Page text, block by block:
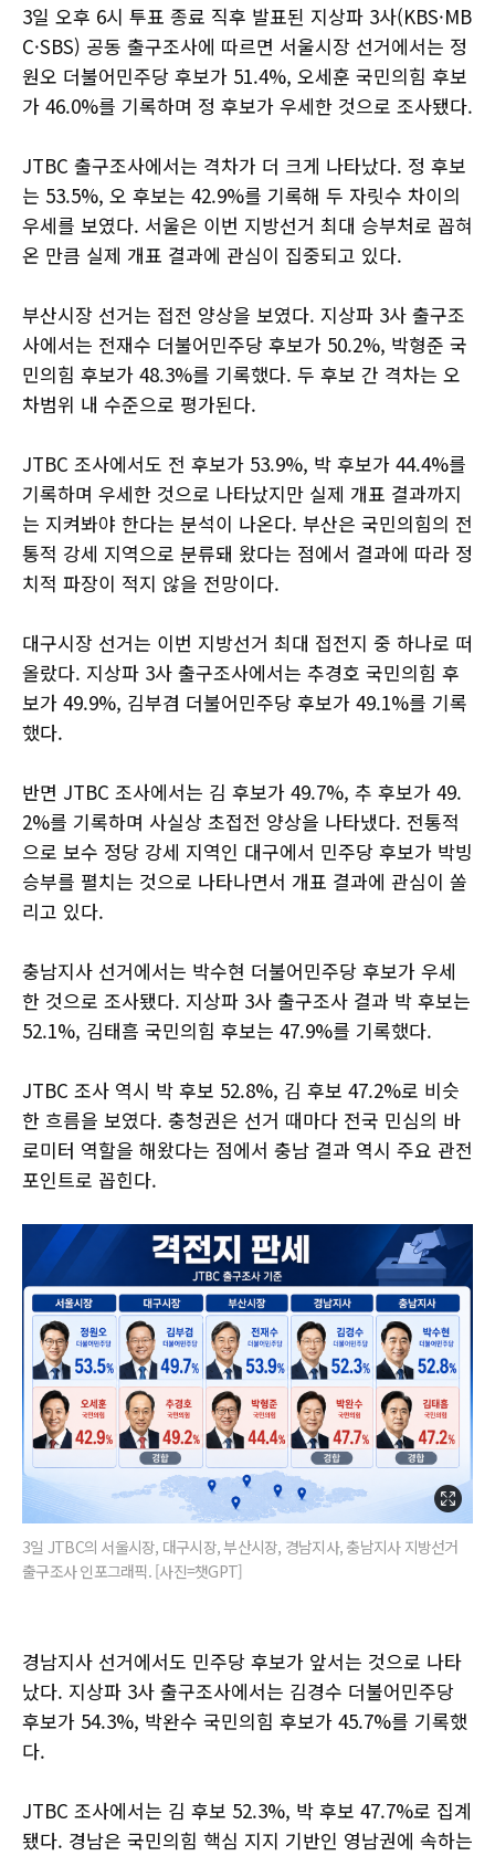
3일 오후 6시 투표 종료 직후 발표된 지상파 3사(KBS·MB
C·SBS) 공동 출구조사에 따르면 서울시장 선거에서는 정
원오 더불어민주당 후보가 51.4%, 오세훈 국민의힘 후보
가 46.0%를 기록하며 정 후보가 우세한 것으로 조사됐다.
JTBC 출구조사에서는 격차가 더 크게 나타났다. 정 후보
는 53.5%, 오 후보는 42.9%를 기록해 두 자릿수 차이의
우세를 보였다. 서울은 이번 지방선거 최대 승부처로 꼽혀
온 만큼 실제 개표 결과에 관심이 집중되고 있다.
부산시장 선거는 접전 양상을 보였다. 지상파 3사 출구조
사에서는 전재수 더불어민주당 후보가 50.2%, 박형준 국
민의힘 후보가 48.3%를 기록했다. 두 후보 간 격차는 오
차범위 내 수준으로 평가된다.
JTBC 조사에서도 전 후보가 53.9%, 박 후보가 44.4%를
기록하며 우세한 것으로 나타났지만 실제 개표 결과까지
는 지켜봐야 한다는 분석이 나온다. 부산은 국민의힘의 전
통적 강세 지역으로 분류돼 왔다는 점에서 결과에 따라 정
치적 파장이 적지 않을 전망이다.
대구시장 선거는 이번 지방선거 최대 접전지 중 하나로 떠
올랐다. 지상파 3사 출구조사에서는 추경호 국민의힘 후
보가 49.9%, 김부겸 더불어민주당 후보가 49.1%를 기록
했다.
반면 JTBC 조사에서는 김 후보가 49.7%, 추 후보가 49.
2%를 기록하며 사실상 초접전 양상을 나타냈다. 전통적
으로 보수 정당 강세 지역인 대구에서 민주당 후보가 박빙
승부를 펼치는 것으로 나타나면서 개표 결과에 관심이 쏠
리고 있다.
충남지사 선거에서는 박수현 더불어민주당 후보가 우세
한 것으로 조사됐다. 지상파 3사 출구조사 결과 박 후보는
52.1%, 김태흠 국민의힘 후보는 47.9%를 기록했다.
JTBC 조사 역시 박 후보 52.8%, 김 후보 47.2%로 비슷
한 흐름을 보였다. 충청권은 선거 때마다 전국 민심의 바
로미터 역할을 해왔다는 점에서 충남 결과 역시 주요 관전
포인트로 꼽힌다.
3일 JTBC의 서울시장, 대구시장, 부산시장, 경남지사, 충남지사 지방선거
출구조사 인포그래픽. [사진=챗GPT]
경남지사 선거에서도 민주당 후보가 앞서는 것으로 나타
났다. 지상파 3사 출구조사에서는 김경수 더불어민주당
후보가 54.3%, 박완수 국민의힘 후보가 45.7%를 기록했
다.
JTBC 조사에서는 김 후보 52.3%, 박 후보 47.7%로 집계
됐다. 경남은 국민의힘 핵심 지지 기반인 영남권에 속하는